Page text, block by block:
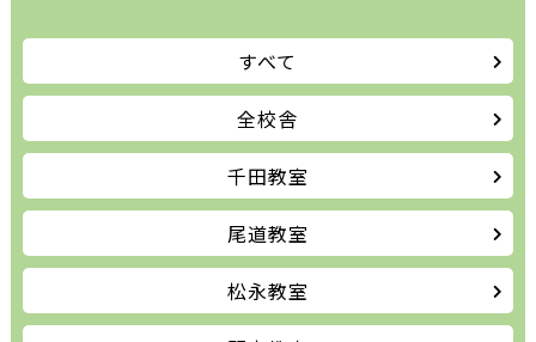
すべて
全校舎
千田教室
尾道教室
松永教室